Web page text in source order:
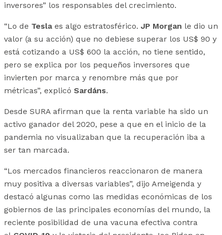
inversores” los responsables del crecimiento.
“Lo de Teslaes algo estratosférico. JP Morgan le dio un
valor (a su acción) que no debiese superar los US$ 90 y
está cotizando a US$ 600 la acción, no tiene sentido,
pero se explica por los pequeños inversores que
invierten por marca y renombre más que por
métricas”, explicó Sardáns.
Desde SURA afirman que la renta variable ha sido un
activo ganador del 2020, pese a que en el inicio de la
pandemia no visualizaban que la recuperación iba a
ser tan marcada.
“Los mercados financieros reaccionaron de manera
muy positiva a diversas variables”, dijo Ameigenda y
destacó algunas como las medidas económicas de los
gobiernos de las principales economías del mundo, la
reciente posibilidad de una vacuna efectiva contra